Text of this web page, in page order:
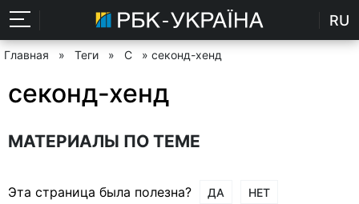
RU
Главная » Теги » С » секонд-хенд
секонд-хенд
МАТЕРИАЛЫ ПО ТЕМЕ
Эта страница была полезна? ДА НЕТ